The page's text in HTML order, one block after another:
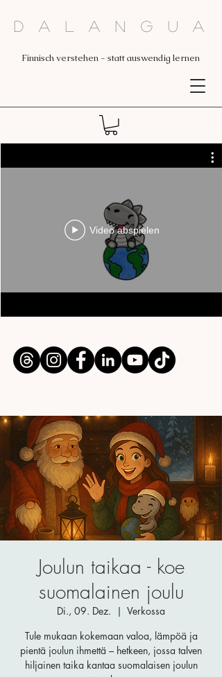
Video abspielen
Finnisch verstehen - statt auswendig lernen
Dalangua
Joulun taikaa - koe
suomalainen joulu
Di., 09. Dez.
  |
Verkossa
Tule mukaan kokemaan valoa, lämpöä ja
pientä joulun ihmettä – hetkeen, jossa talven
hiljainen taika kantaa suomalaisen joulun